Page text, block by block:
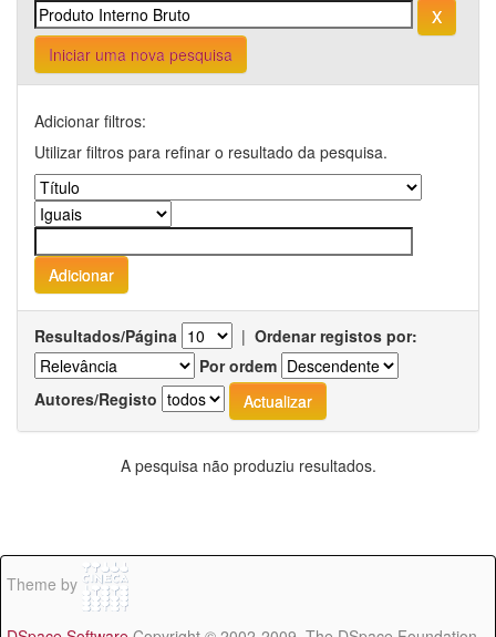
Iniciar uma nova pesquisa
Adicionar filtros:
Utilizar filtros para refinar o resultado da pesquisa.
Resultados/Página | Ordenar registos por:
Por ordem
Autores/Registo
A pesquisa não produziu resultados.
Theme by